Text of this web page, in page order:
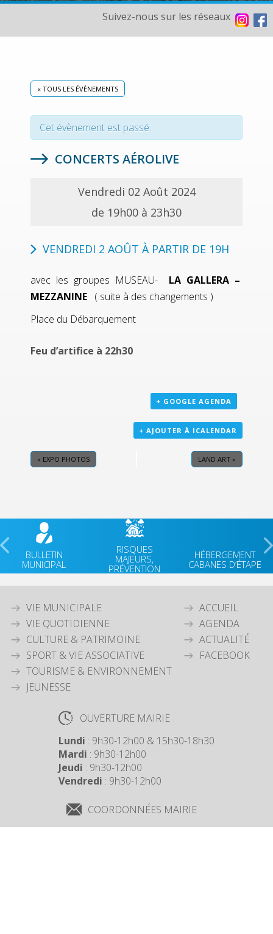
Suivez-nous sur les réseaux
« TOUS LES ÉVÈNEMENTS
Cet évènement est passé.
CONCERTS AÉROLIVE
Vendredi 02 Août 2024
de 19h00 à 23h30
VENDREDI 2 AOÛT À PARTIR DE 19H
avec les groupes MUSEAU- LA GALLERA –
MEZZANINE ( suite à des changements )
Place du Débarquement
Feu d’artifice à 22h30
+ GOOGLE AGENDA
+ AJOUTER À ICALENDAR
« EXPO PHOTOS LAND ART »
BULLETIN
MUNICIPAL
RISQUES
MAJEURS,
PRÉVENTION
HÉBERGEMENT
CABANES D’ÉTAPE
VIE MUNICIPALE
VIE QUOTIDIENNE
CULTURE & PATRIMOINE
SPORT & VIE ASSOCIATIVE
TOURISME & ENVIRONNEMENT
JEUNESSE
ACCUEIL
AGENDA
ACTUALITÉ
FACEBOOK
OUVERTURE MAIRIE
Lundi : 9h30-12h00 & 15h30-18h30
Mardi : 9h30-12h00
Jeudi : 9h30-12h00
Vendredi : 9h30-12h00
COORDONNÉES MAIRIE
3 Grande Rue,